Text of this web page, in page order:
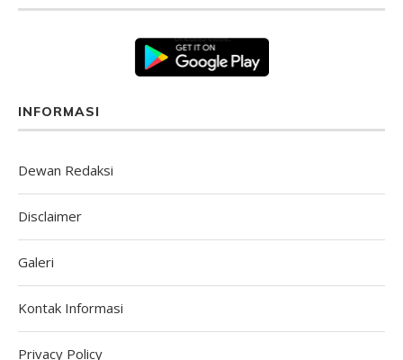
INFORMASI
Dewan Redaksi
Disclaimer
Galeri
Kontak Informasi
Privacy Policy